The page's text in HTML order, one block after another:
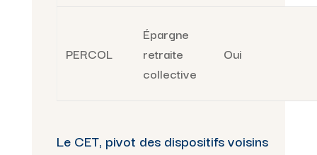
PERCOL
Épargne
retraite
collective
Oui
Le CET, pivot des dispositifs voisins